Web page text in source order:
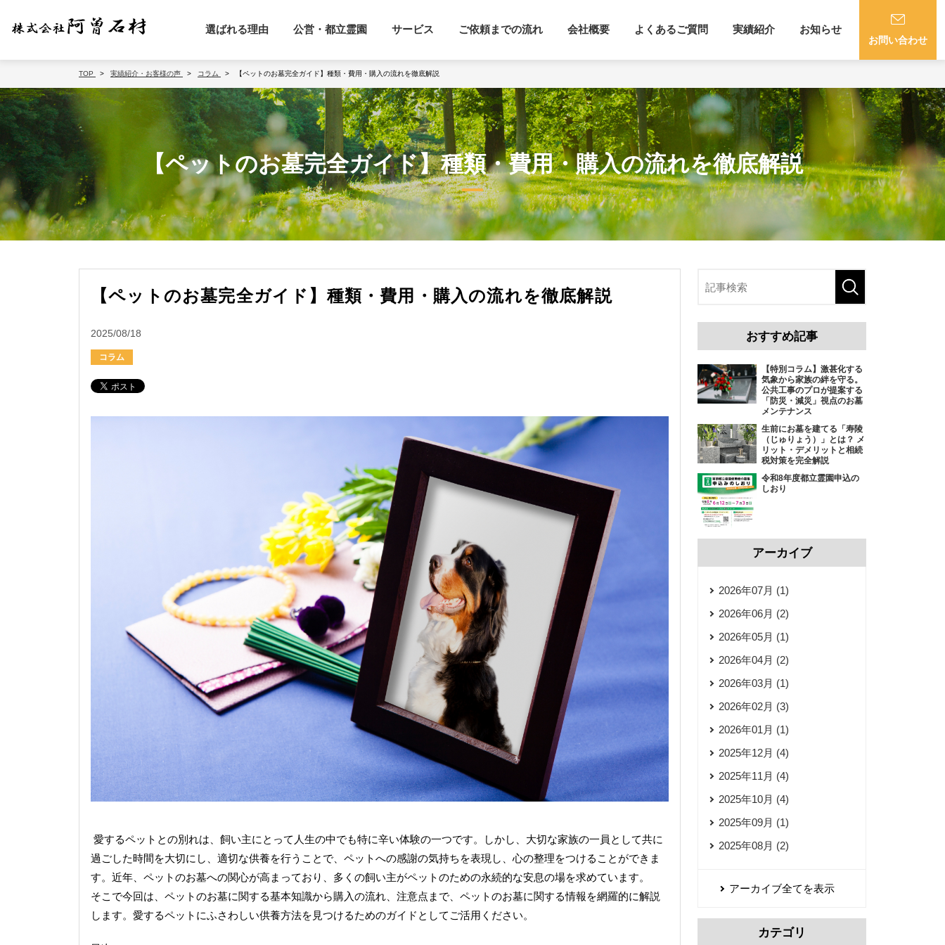
選ばれる理由 公営・都立霊園 サービス ご依頼までの流れ 会社概要 よくあるご質問 実績紹介 お知らせ
お問い合わせ
TOP 実績紹介・お客様の声 コラム 【ペットのお墓完全ガイド】種類・費用・購入の流れを徹底解説
【ペットのお墓完全ガイド】種類・費用・購入の流れを徹底解説
【ペットのお墓完全ガイド】種類・費用・購入の流れを徹底解説
2025/08/18
コラム
愛するペットとの別れは、飼い主にとって人生の中でも特に辛い体験の一つです。しかし、大切な家族の一員として共に
過ごした時間を大切にし、適切な供養を行うことで、ペットへの感謝の気持ちを表現し、心の整理をつけることができま
す。近年、ペットのお墓への関心が高まっており、多くの飼い主がペットのための永続的な安息の場を求めています。
そこで今回は、ペットのお墓に関する基本知識から購入の流れ、注意点まで、ペットのお墓に関する情報を網羅的に解説
します。愛するペットにふさわしい供養方法を見つけるためのガイドとしてご活用ください。
おすすめ記事
【特別コラム】激甚化する
気象から家族の絆を守る。
公共工事のプロが提案する
「防災・減災」視点のお墓
メンテナンス
生前にお墓を建てる「寿陵
（じゅりょう）」とは？ メ
リット・デメリットと相続
税対策を完全解説
令和8年度都立霊園申込の
しおり
アーカイブ
2026年07月 (1)
2026年06月 (2)
2026年05月 (1)
2026年04月 (2)
2026年03月 (1)
2026年02月 (3)
2026年01月 (1)
2025年12月 (4)
2025年11月 (4)
2025年10月 (4)
2025年09月 (1)
2025年08月 (2)
アーカイブ全てを表示
カテゴリ